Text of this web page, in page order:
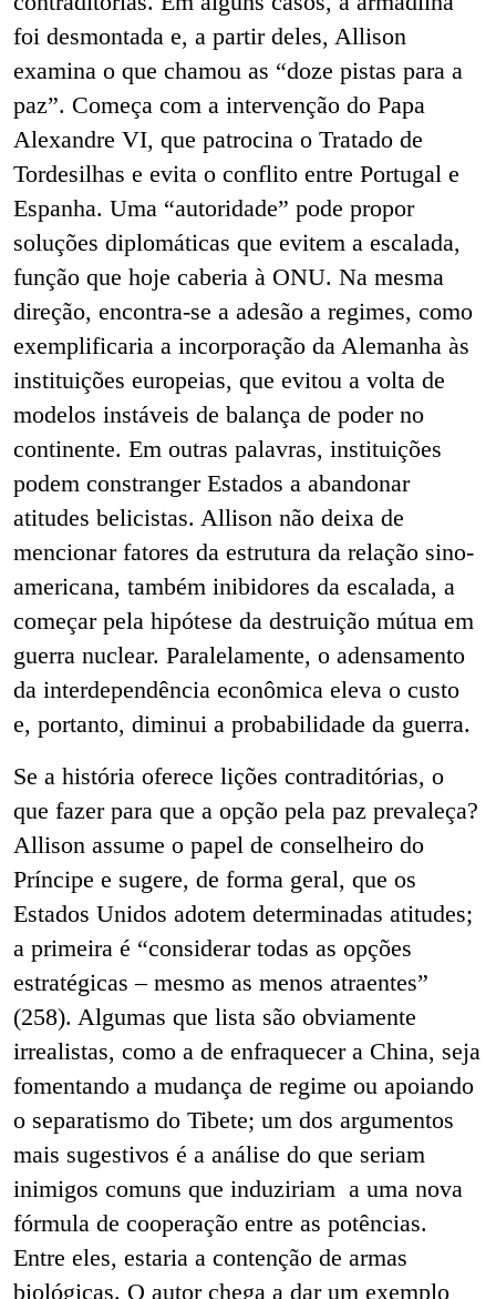
foi desmontada e, a partir deles, Allison
examina o que chamou as “doze pistas para a
paz”. Começa com a intervenção do Papa
Alexandre VI, que patrocina o Tratado de
Tordesilhas e evita o conflito entre Portugal e
Espanha. Uma “autoridade” pode propor
soluções diplomáticas que evitem a escalada,
função que hoje caberia à ONU. Na mesma
direção, encontra-se a adesão a regimes, como
exemplificaria a incorporação da Alemanha às
instituições europeias, que evitou a volta de
modelos instáveis de balança de poder no
continente. Em outras palavras, instituições
podem constranger Estados a abandonar
atitudes belicistas. Allison não deixa de
mencionar fatores da estrutura da relação sino-
americana, também inibidores da escalada, a
começar pela hipótese da destruição mútua em
guerra nuclear. Paralelamente, o adensamento
da interdependência econômica eleva o custo
e, portanto, diminui a probabilidade da guerra.
Se a história oferece lições contraditórias, o
que fazer para que a opção pela paz prevaleça?
Allison assume o papel de conselheiro do
Príncipe e sugere, de forma geral, que os
Estados Unidos adotem determinadas atitudes;
a primeira é “considerar todas as opções
estratégicas – mesmo as menos atraentes”
(258). Algumas que lista são obviamente
irrealistas, como a de enfraquecer a China, seja
fomentando a mudança de regime ou apoiando
o separatismo do Tibete; um dos argumentos
mais sugestivos é a análise do que seriam
inimigos comuns que induziriam a uma nova
fórmula de cooperação entre as potências.
Entre eles, estaria a contenção de armas
biológicas. O autor chega a dar um exemplo